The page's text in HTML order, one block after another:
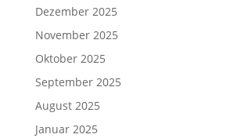
Dezember 2025
November 2025
Oktober 2025
September 2025
August 2025
Januar 2025